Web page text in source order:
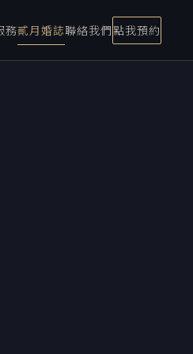
務貳月婚誌聯絡我們 點我預約